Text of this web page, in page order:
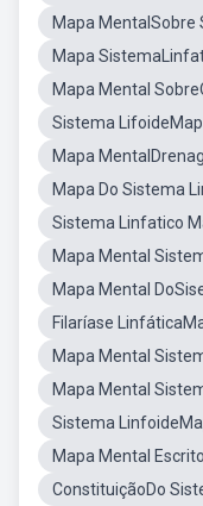
Mapa MentalSobre
Mapa
Mapa Mental
Sistema
Mapa
Mapa Do Sistema
Sistema Linfatico
Mapa Mental
Mapa Mental
Filaríase
Mapa Mental
Mapa Mental
Sistema
Mapa Mental
ConstituiçãoDo